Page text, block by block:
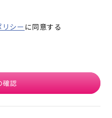
シー に同意する
確認